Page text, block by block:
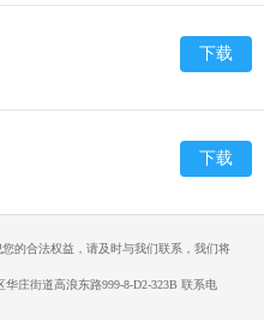
下载
下载
的合法权益，请及时与我们联系，我们将
庄街道高浪东路999-8-D2-323B 联系电